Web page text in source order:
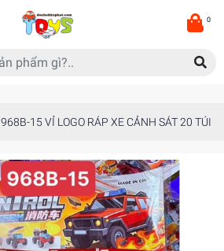
0
968B-15 VỈ LOGO RÁP XE CẢNH SÁT 20 TÚI